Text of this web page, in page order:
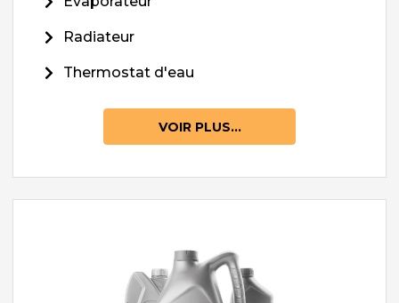
Radiateur
Thermostat d'eau
VOIR PLUS...